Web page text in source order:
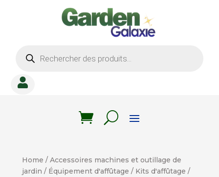
produits

Home / Accessoires machines et outillage de
jardin / Équipement d'affûtage / Kits d'affûtage /